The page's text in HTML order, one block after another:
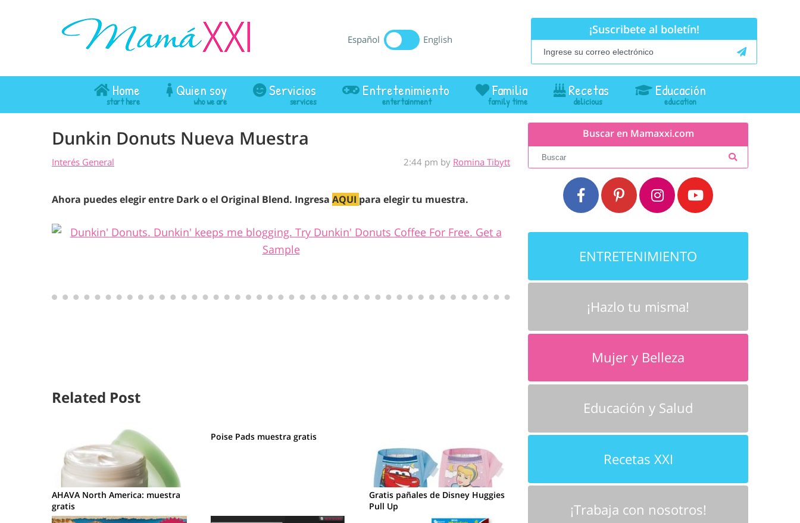
Español English
¡Suscribete al boletín!
Home Quien soy Servicios Entretenimiento Familia Recetas Educación
Dunkin Donuts Nueva Muestra
Interés General 2:44 pm by Romina Tibytt
Ahora puedes elegir entre Dark o el Original Blend. Ingresa AQUI para elegir tu muestra.
Related Post
AHAVA North America: muestra
gratis
Poise Pads muestra gratis
Gratis pañales de Disney Huggies
Pull Up
Buscar en Mamaxxi.com
ENTRETENIMIENTO
¡Hazlo tu misma!
Mujer y Belleza
Educación y Salud
Recetas XXI
¡Trabaja con nosotros!